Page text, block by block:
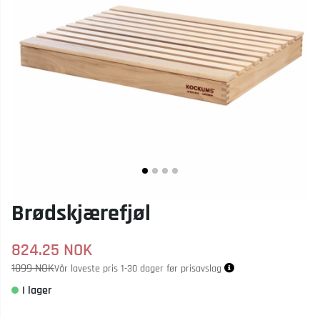
Brødskjærefjøl
824.25 NOK
1099 NOKVår laveste pris 1-30 dager før prisavslag